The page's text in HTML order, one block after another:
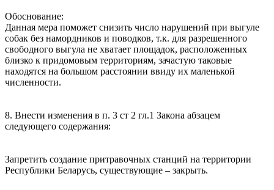
Обоснование:
Данная мера поможет снизить число нарушений при выгуле
собак без намордников и поводков, т.к. для разрешенного
свободного выгула не хватает площадок, расположенных
близко к придомовым территориям, зачастую таковые
находятся на большом расстоянии ввиду их маленькой
численности.
8. Внести изменения в п. 3 ст 2 гл.1 Закона абзацем
следующего содержания:
Запретить создание притравочных станций на территории
Республики Беларусь, существующие – закрыть.